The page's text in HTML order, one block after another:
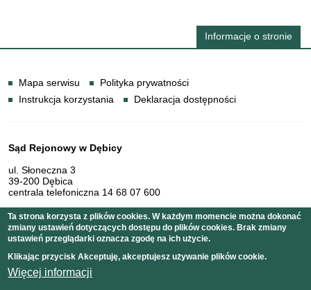
Informacje o stronie
Mapa serwisu
Polityka prywatności
Instrukcja korzystania
Deklaracja dostępności
Dane teleadresowe
Sąd Rejonowy w Dębicy
ul. Słoneczna 3
39-200 Dębica
centrala telefoniczna 14 68 07 600
Serwis pełni funkcję strony Biuletynu Informacji Publicznej
Ta strona korzysta z plików cookies. W każdym momencie można dokonać
zmiany ustawień dotyczących dostępu do plików cookies. Brak zmiany
ustawień przeglądarki oznacza zgodę na ich użycie.
Klikając przycisk Akceptuję, akceptujesz używanie plików cookie.
Więcej informacji